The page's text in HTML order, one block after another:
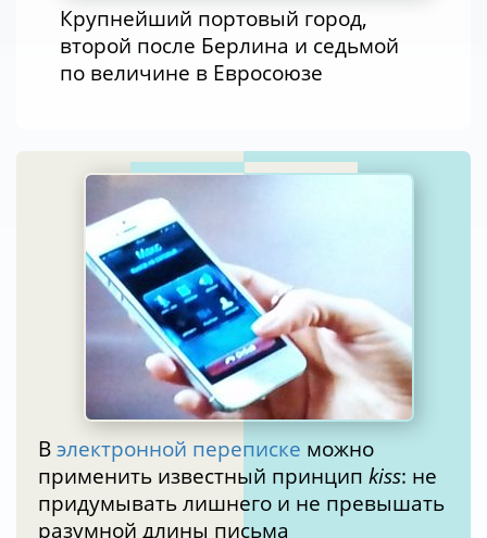
Крупнейший портовый город,
второй после Берлина и седьмой
по величине в Евросоюзе
В электронной переписке можно
применить известный принцип kiss: не
придумывать лишнего и не превышать
разумной длины письма